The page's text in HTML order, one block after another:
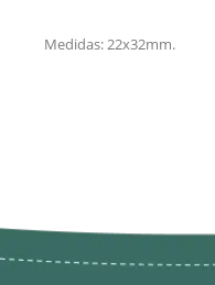
Medidas: 22x32mm.